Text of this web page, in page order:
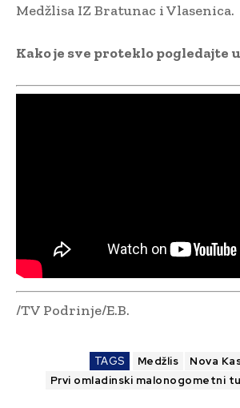
Medžlisa IZ Bratunac i Vlasenica.
Kako je sve proteklo pogledajte
/TV Podrinje/E.B.
TAGS Medžlis
Nova
Prvi omladinski malonogometni